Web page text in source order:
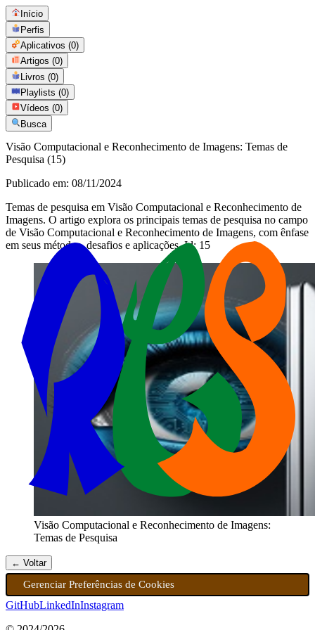
Início
Perfis
Aplicativos (0)
Artigos (0)
Livros (0)
Playlists (0)
Vídeos (0)
Busca
Visão Computacional e Reconhecimento de Imagens: Temas de
Pesquisa (15)
Publicado em: 08/11/2024
Temas de pesquisa em Visão Computacional e Reconhecimento de
Imagens. O artigo explora os principais temas de pesquisa no campo
de Visão Computacional e Reconhecimento de Imagens, com ênfase
em seus métodos, desafios e aplicações. Id: 15
Visão Computacional e Reconhecimento de Imagens:
Temas de Pesquisa
← Voltar
Gerenciar Preferências de Cookies
GitHubLinkedInInstagram